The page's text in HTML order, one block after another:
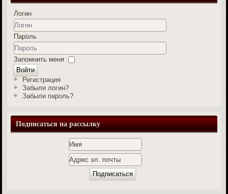
Логин
Пароль
Запомнить меня
Войти
Регистрация
Забыли логин?
Забыли пароль?
Подписаться на рассылку